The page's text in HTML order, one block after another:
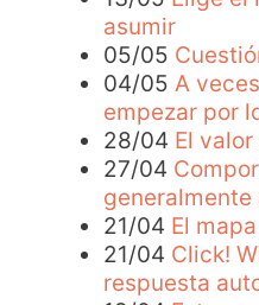
asumir
05/05
04/05 A
empezar por
28/04 El
27/04
21/04 El
21/04 Click!
respuesta